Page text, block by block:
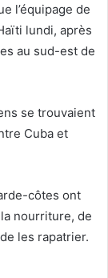
l’équipage de
lundi, après
au sud-est de
se trouvaient
Cuba et
côtes ont
nourriture, de
les rapatrier.